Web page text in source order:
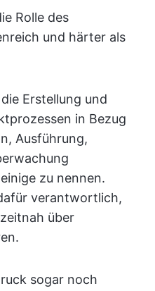
Rolle des
und härter als
Erstellung und
in Bezug
Ausführung,
zu nennen.
verantwortlich,
über
sogar noch